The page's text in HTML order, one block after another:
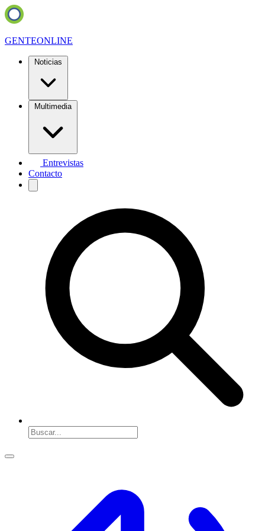
GENTEONLINE
Noticias
Multimedia
Entrevistas
Contacto